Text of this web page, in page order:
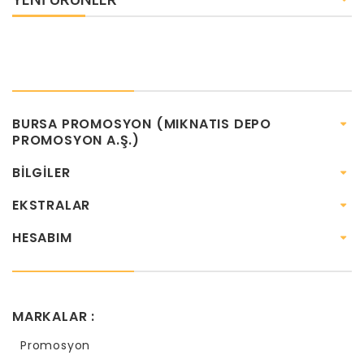
BURSA PROMOSYON (MIKNATIS DEPO
PROMOSYON A.Ş.)
BILGILER
EKSTRALAR
HESABIM
MARKALAR :
Promosyon